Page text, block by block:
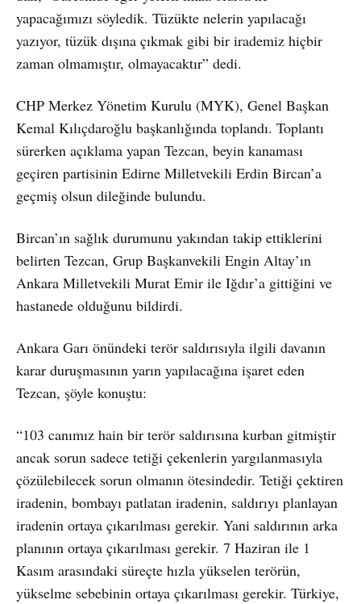
yapacağımızı söyledik. Tüzükte nelerin yapılacağı
yazıyor, tüzük dışına çıkmak gibi bir irademiz hiçbir
zaman olmamıştır, olmayacaktır” dedi.
CHP Merkez Yönetim Kurulu (MYK), Genel Başkan
Kemal Kılıçdaroğlu başkanlığında toplandı. Toplantı
sürerken açıklama yapan Tezcan, beyin kanaması
geçiren partisinin Edirne Milletvekili Erdin Bircan’a
geçmiş olsun dileğinde bulundu.
Bircan’ın sağlık durumunu yakından takip ettiklerini
belirten Tezcan, Grup Başkanvekili Engin Altay’ın
Ankara Milletvekili Murat Emir ile Iğdır’a gittiğini ve
hastanede olduğunu bildirdi.
Ankara Garı önündeki terör saldırısıyla ilgili davanın
karar duruşmasının yarın yapılacağına işaret eden
Tezcan, şöyle konuştu:
“103 canımız hain bir terör saldırısına kurban gitmiştir
ancak sorun sadece tetiği çekenlerin yargılanmasıyla
çözülebilecek sorun olmanın ötesindedir. Tetiği çektiren
iradenin, bombayı patlatan iradenin, saldırıyı planlayan
iradenin ortaya çıkarılması gerekir. Yani saldırının arka
planının ortaya çıkarılması gerekir. 7 Haziran ile 1
Kasım arasındaki süreçte hızla yükselen terörün,
yükselme sebebinin ortaya çıkarılması gerekir. Türkiye,